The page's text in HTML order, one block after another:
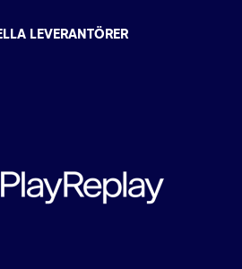
LEVERANTÖRER